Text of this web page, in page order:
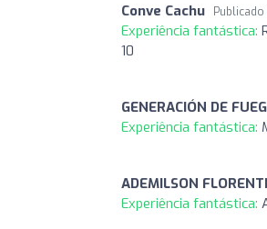
Conve Cachu Publicado
Experiência fantástica:
10
GENERACIÓN DE
Experiência fantástica:
ADEMILSON
Experiência fantástica: